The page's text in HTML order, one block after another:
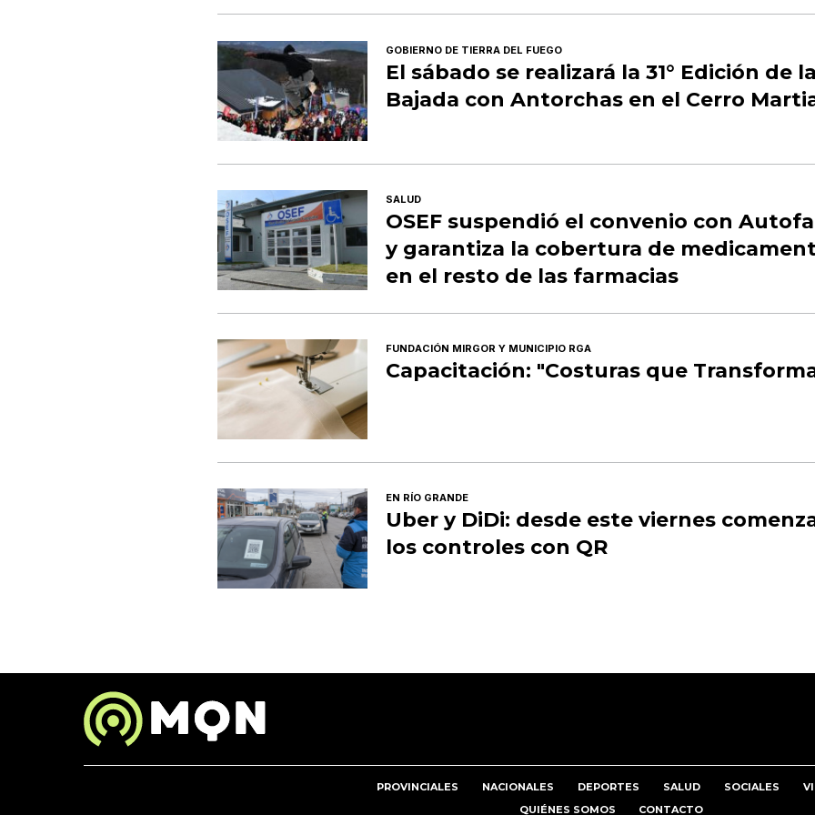
GOBIERNO DE TIERRA DEL FUEGO
El sábado se realizará la 31° Edición de la
Bajada con Antorchas en el Cerro
SALUD
OSEF suspendió el convenio con
y garantiza la cobertura de
en el resto de las farmacias
FUNDACIÓN MIRGOR Y MUNICIPIO RGA
Capacitación: "Costuras que
EN RÍO GRANDE
Uber y DiDi: desde este viernes
los controles con QR
PROVINCIALES NACIONALES DEPORTES SALUD SOCIALES
QUIÉNES SOMOS
CONTACTO